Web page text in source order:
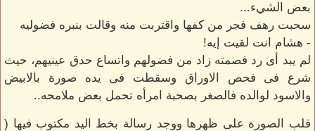
بعض الشيء...
سحبت رهف فجر من كفها واقتربت منه وقالت بنبره فضوليه
- هشام انت لقيت إيه!
لم يبد أى رد فصمته زاد من فضولهم واتساع حدق عينيهم، حيث
شرع فى فحص الاوراق وسقطت فى يده صورة بالابيض
والاسود لوالده فالصغر بصحبة امرأه تحمل بعض ملامحه..
قلب الصورة على ظهرها ووجد رسالة بخط اليد مكتوب فيها (